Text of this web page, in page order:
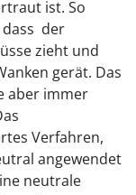
ist. So
dass der
zieht und
gerät. Das
aber immer
Verfahren,
angewendet
neutrale